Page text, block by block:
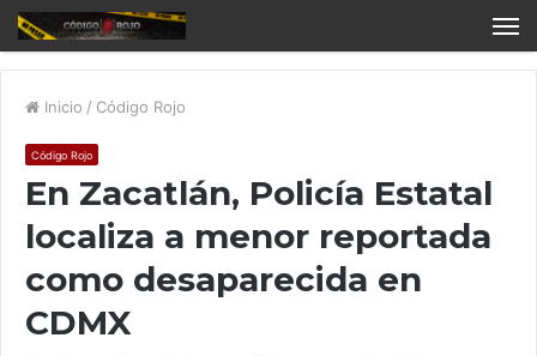
Inicio / Código Rojo
Código Rojo
En Zacatlán, Policía Estatal
localiza a menor reportada
como desaparecida en
CDMX